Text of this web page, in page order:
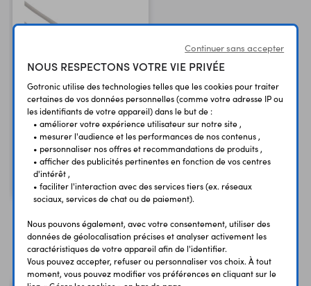
Cordon 75 cm RS617
USB A - micro-USB B
M/M
2,10 €
1,75 € HT
Vous avez déja consulté
Continuer sans accepter
NOUS RESPECTONS VOTRE VIE PRIVÉE
Gotronic utilise des technologies telles que les cookies pour traiter
certaines de vos données personnelles (comme votre adresse IP ou
les identifiants de votre appareil) dans le but de :
• améliorer votre expérience utilisateur sur notre site ,
• mesurer l'audience et les performances de nos contenus ,
• personnaliser nos offres et recommandations de produits ,
• afficher des publicités pertinentes en fonction de vos centres
d'intérêt ,
• faciliter l'interaction avec des services tiers (ex. réseaux
sociaux, services de chat ou de paiement).
Nous pouvons également, avec votre consentement, utiliser des
données de géolocalisation précises et analyser activement les
caractéristiques de votre appareil afin de l'identifier.
Vous pouvez accepter, refuser ou personnaliser vos choix. À tout
moment, vous pouvez modifier vos préférences en cliquant sur le